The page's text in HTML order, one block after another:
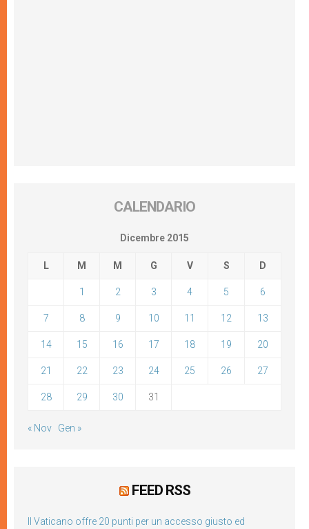
CALENDARIO
Dicembre 2015
L M M G V S D
1 2 3 4 5 6
7 8 9 10 11 12 13
14 15 16 17 18 19 20
21 22 23 24 25 26 27
28 29 30 31
« Nov Gen »
FEED RSS
Il Vaticano offre 20 punti per un accesso giusto ed